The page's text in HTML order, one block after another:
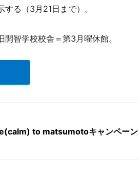
る（3月21日まで）。
智学校校舎＝第3月曜休館。
to matsumotoキャンペーン